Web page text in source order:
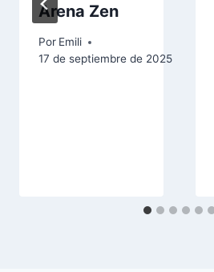
Arena Zen
Por Emili
17 de septiembre de 2025